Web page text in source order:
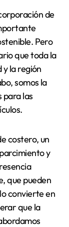
de
Pero
que toda la
la región
somos la
para las
costero, un
y
que pueden
convierte en
que la